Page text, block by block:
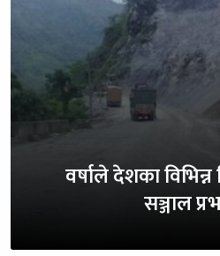
वर्षाले देशका
सञ्जाल